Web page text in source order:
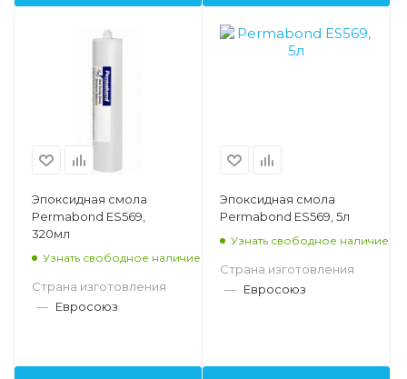
Эпоксидная смола
Permabond ES569,
320мл
Узнать свободное наличие
Страна изготовления
— Евросоюз
Эпоксидная смола
Permabond ES569, 5л
Узнать свободное наличие
Страна изготовления
— Евросоюз